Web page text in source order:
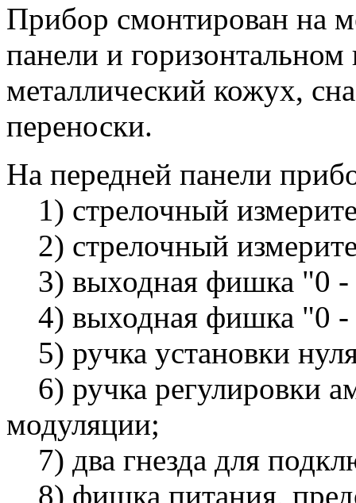
Прибор смонтирован на
панели и
металлический кожух,
переноски.
На передней панели
1) стрелочный
2) стрелочный
3) выходная фишка "0
4) выходная фишка "0
5) ручка установки
6) ручка регулировки
модуляции;
7) два гнезда для
8) фишка питания,